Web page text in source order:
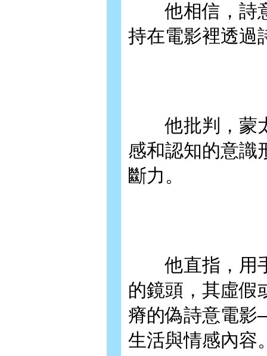
他相信，詩意
持在電影裡透過
他批判，蒙太
感和認知的意識
斷力。
他直指，用手
的鏡頭，其虛假
瘠的偽詩意電
生活與情感內容